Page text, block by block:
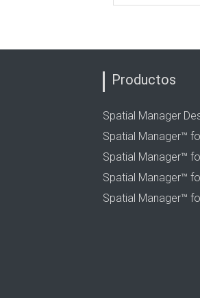
Productos
Spatial Manager
Spatial Manager™
Spatial Manager™
Spatial Manager™
Spatial Manager™